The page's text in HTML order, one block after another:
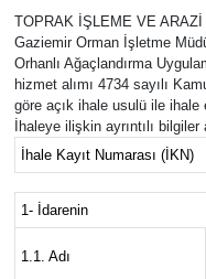
TOPRAK İŞLEME VE
Gaziemir Orman İşletme
Orhanlı Ağaçlandırma
hizmet alımı 4734 sayılı
göre açık ihale usulü ile ihale
İhaleye ilişkin ayrıntılı
İhale Kayıt Numarası (İKN)
1- İdarenin
1.1. Adı
SPOR
SAĞLIK
KÜLTÜR SANAT
Süper Lig Puan
Tüm Manşetler
Son Dakika